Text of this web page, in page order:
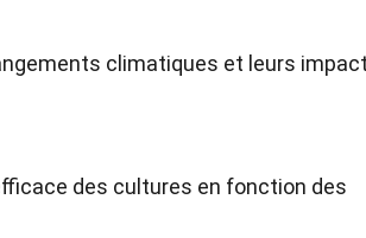
climatiques et leurs
des cultures en fonction des